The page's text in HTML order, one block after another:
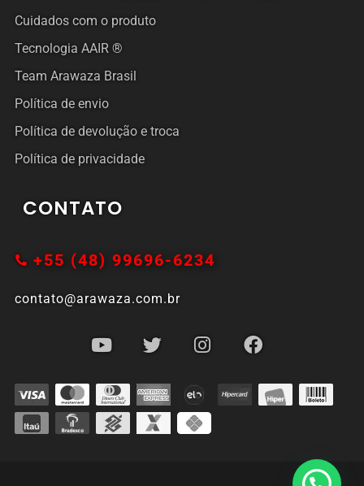
Cuidados com o produto
Tecnologia AAIR ®
Team Arawaza Brasil
Política de envio
Política de devolução e troca
Política de privacidade
CONTATO
+55 (48) 99696-6234
contato@arawaza.com.br